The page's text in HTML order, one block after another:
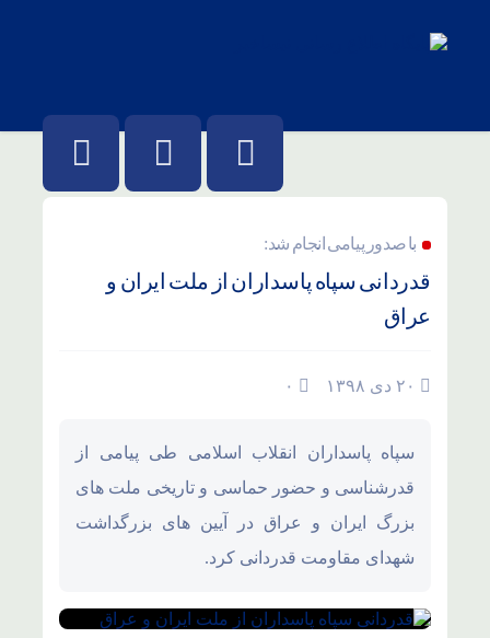
با صدور پیامی انجام شد:
قدردانی سپاه پاسداران از ملت‌ ایران و
عراق
۰
سپاه پاسداران انقلاب اسلامی طی پیامی از
قدرشناسی و حضور حماسی و تاریخی ملت های
بزرگ ایران و عراق در آیین های بزرگداشت
شهدای مقاومت قدردانی کرد.